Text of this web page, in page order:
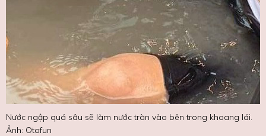
Nước ngập quá sâu sẽ làm nước tràn vào bên trong khoang lái.
Ảnh: Otofun